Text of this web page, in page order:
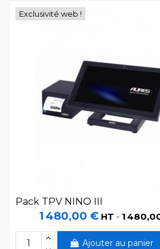
Exclusivité web !
Pack TPV NINO III
1 480,00 € HT - 1
Ajouter au panier